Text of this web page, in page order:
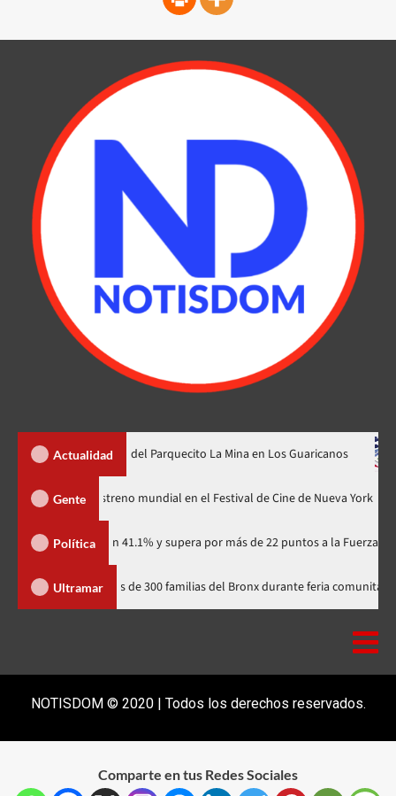
Actualidad
del Parquecito La Mina en Los Guaricanos EU
Gente
Minus Zero» tendrá su estreno mundial en el Festival de Cine de
Política
con 41.1% y supera por más de 22 puntos a la Fuerza del Pueblo
Ultramar
Tapia acerca recursos a más de 300 familias del Bronx durante
NOTISDOM © 2020 | Todos los derechos reservados.
Comparte en tus Redes Sociales